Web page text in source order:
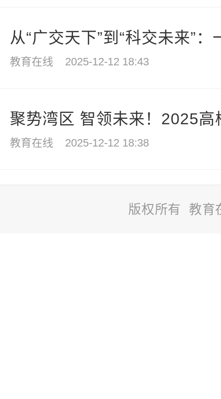
从“广交天下”到“科交未来”
教育在线 2025-12-12 18:43
聚势湾区 智领未来！2025
教育在线 2025-12-12 18:38
版权所有 教育